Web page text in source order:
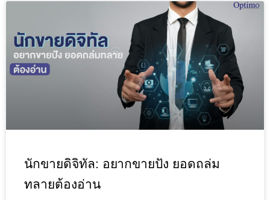
นักขายดิจิทัล: อยากขายปัง ยอดถล่ม
ทลายต้องอ่าน